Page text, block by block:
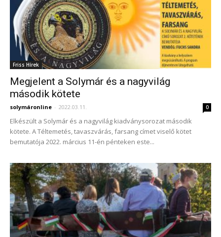
Friss Hírek
Megjelent a Solymár és a nagyvilág
második kötete
solymáronline - 2022.03.11. 0
Elkészült a Solymár és a nagyvilág kiadványsorozat második
kötete. A Téltemetés, tavaszvárás, farsang címet viselő kötet
bemutatója 2022. március 11-én pénteken este...